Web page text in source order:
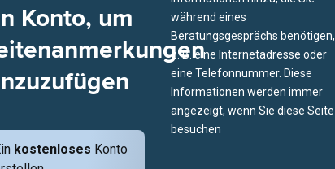
Konto, um
kostenloses Konto
während eines
Beratungsgesprächs benötigen,
z. B. eine Internetadresse oder
eine Telefonnummer. Diese
Informationen werden immer
angezeigt, wenn Sie diese Seite
besuchen